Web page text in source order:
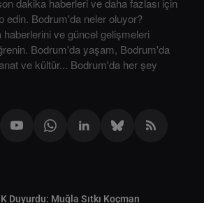
dakika haberleri ve daha fazlası için
edin. Bodrum'da neler oluyor?
ve güncel gelişmeleri
Bodrum'da yaşam, Bodrum'da
ve kültür... Bodrum'da her şey
Duyurdu: Muğla Sıtkı Koçman